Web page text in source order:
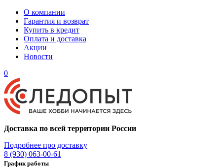
О компании
Гарантия и возврат
Купить в кредит
Оплата и доставка
Акции
Новости
0
Доставка по всей территории России
Подробнее про доставку
8 (930) 063-00-61
График работы